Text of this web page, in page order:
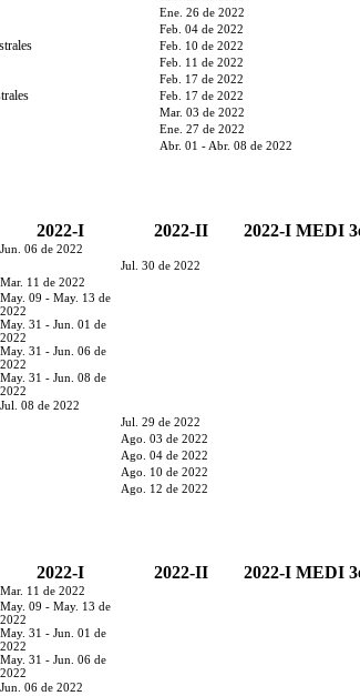
Ene. 26 de 2022
Feb. 04 de 2022
Feb. 10 de 2022
Feb. 11 de 2022
Feb. 17 de 2022
Feb. 17 de 2022
Mar. 03 de 2022
Ene. 27 de 2022
Abr. 01 - Abr. 08 de 2022
2022-I 2022-II 2022-I MEDI
Jun. 06 de 2022
Jul. 30 de 2022
Mar. 11 de 2022
May. 09 - May. 13 de
2022
May. 31 - Jun. 01 de
2022
May. 31 - Jun. 06 de
2022
May. 31 - Jun. 08 de
2022
Jul. 08 de 2022
Jul. 29 de 2022
Ago. 03 de 2022
Ago. 04 de 2022
Ago. 10 de 2022
Ago. 12 de 2022
2022-I 2022-II 2022-I MEDI
Mar. 11 de 2022
May. 09 - May. 13 de
2022
May. 31 - Jun. 01 de
2022
May. 31 - Jun. 06 de
2022
Jun. 06 de 2022